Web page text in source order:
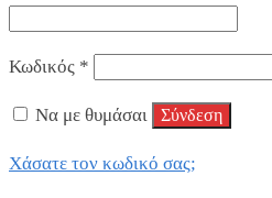
Κωδικός *
Να με θυμάσαι Σύνδεση
Χάσατε τον κωδικό σας;